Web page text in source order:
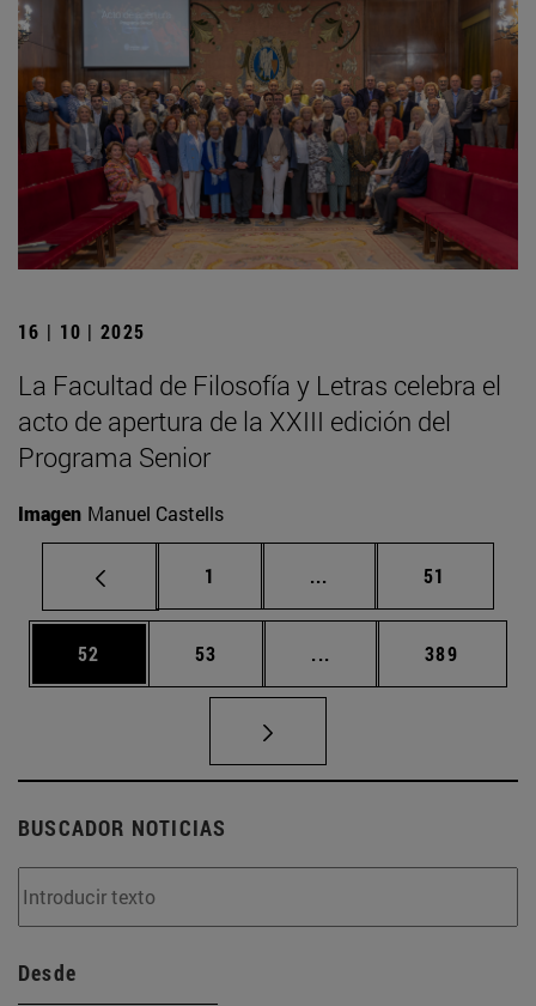
16 | 10 | 2025
La Facultad de Filosofía y Letras celebra el
acto de apertura de la XXIII edición del
Programa Senior
Imagen Manuel Castells
Página
1 ... Páginas intermedias
Página
51
Página
52 Página
53 ... Páginas intermedias
Página
389
BUSCADOR NOTICIAS
Desde